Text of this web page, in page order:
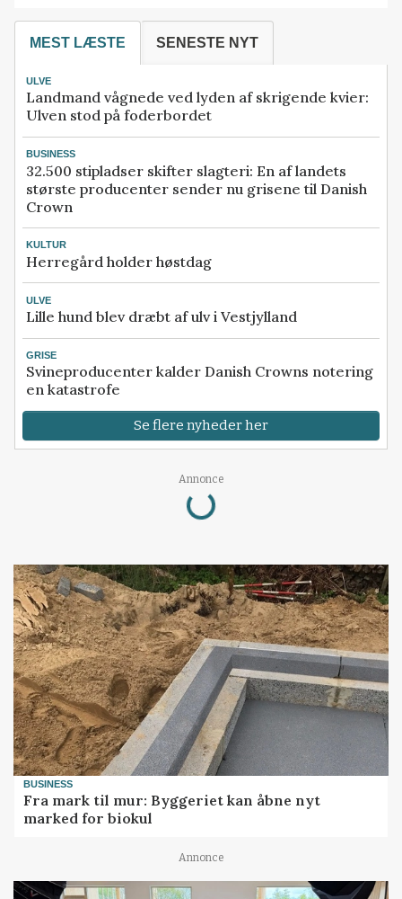
MEST LÆSTE SENESTE NYT
ULVE
Landmand vågnede ved lyden af skrigende kvier:
Ulven stod på foderbordet
BUSINESS
32.500 stipladser skifter slagteri: En af landets
største producenter sender nu grisene til Danish
Crown
KULTUR
Herregård holder høstdag
ULVE
Lille hund blev dræbt af ulv i Vestjylland
GRISE
Svineproducenter kalder Danish Crowns notering
en katastrofe
Se flere nyheder her
Annonce
Loading...
BUSINESS
Fra mark til mur: Byggeriet kan åbne nyt
marked for biokul
Annonce